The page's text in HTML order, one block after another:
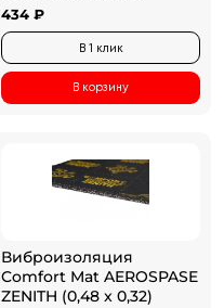
434 ₽
В 1 клик
В корзину
Виброизоляция
Comfort Mat AEROSPASE
ZENITH (0,48 x 0,32)